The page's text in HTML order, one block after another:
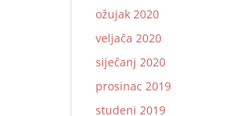
ožujak 2020
veljača 2020
siječanj 2020
prosinac 2019
studeni 2019